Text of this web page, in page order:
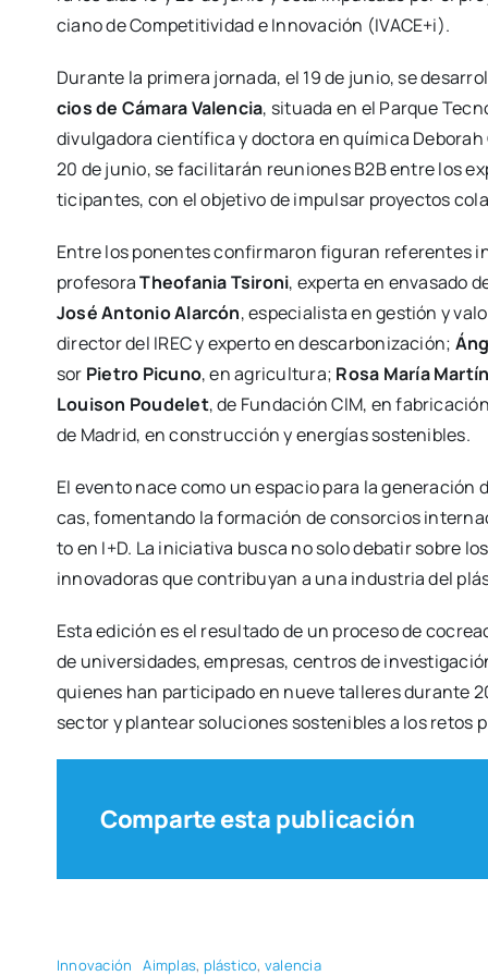
ciano de Com­pe­ti­ti­vi­dad e Inno­va­ción (IVACE+i).
Duran­te la pri­me­ra jor­na­da, el 19 de junio, se
cios de Cáma­ra Valen­cia, situa­da en el Par­que
divul­ga­do­ra cien­tí­fi­ca y doc­to­ra en quí­mi­ca
20 de junio, se faci­li­ta­rán reunio­nes B2B entre los
ti­ci­pan­tes, con el obje­ti­vo de impul­sar pro­yec­tos
Entre los ponen­tes con­fir­ma­ron figu­ran refe­ren­tes
pro­fe­so­raTheo­fa­nia Tsi­ro­ni, exper­ta en enva­sa­do
José Anto­nio Alar­cón, espe­cia­lis­ta en ges­tión y
direc­tor del IREC y exper­to en des­car­bo­ni­za­ción;
sor Pie­tro Picuno, en agri­cul­tu­ra; Rosa María
Loui­son Pou­de­let, de Fun­da­ción CIM, en
de Madrid, en cons­truc­ción y ener­gías sos­te­ni­bles.
El even­to nace como un espa­cio para la
cas, fomen­tan­do la for­ma­ción de con­sor­cios
to en I+D. La ini­cia­ti­va bus­ca no solo deba­tir sobre
inno­va­do­ras que con­tri­bu­yan a una indus­tria del
Esta edi­ción es el resul­ta­do de un pro­ce­so de
de uni­ver­si­da­des, empre­sas, cen­tros de
quie­nes han par­ti­ci­pa­do en nue­ve talle­res duran­te
sec­tor y plan­tear solu­cio­nes sos­te­ni­bles a los retos
Comparte esta publicación
Inno­va­ción Aim­plas, plás­ti­co, valen­cia